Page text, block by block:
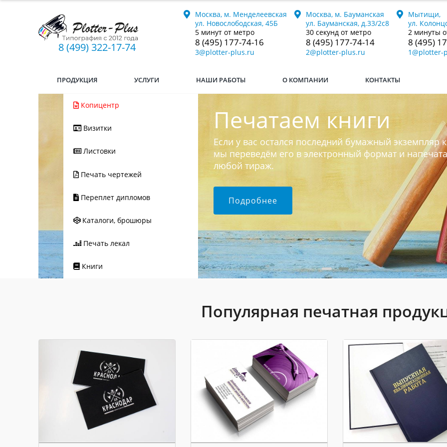
8 (499) 322-17-74
Москва, м. Менделеевская
ул. Новослободская, 45Б
5 минут от метро
8 (495) 177-74-16
3@plotter-plus.ru
Москва, м. Бауманская
ул. Бауманская, д.33/2с8
30 секунд от метро
8 (495) 177-74-14
2@plotter-plus.ru
Мытищи,
ул.
2 минуты
8 (495)
1@plotter-
ПРОДУКЦИЯ УСЛУГИ НАШИ РАБОТЫ О КОМПАНИИ КОНТАКТЫ
Копицентр
Визитки
Листовки
Печать чертежей
Переплет дипломов
Каталоги, брошюры
Печать лекал
Книги
Печатаем книги
Если у вас остался последний бумажный экземпляр
мы переведём его в электронный формат и
любой тираж.
Подробнее
Популярная печатная